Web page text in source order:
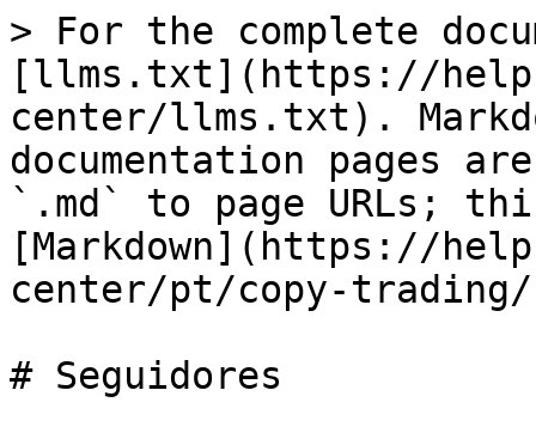
> For the complete
[llms.txt](https://
center/llms.txt).
documentation pages
`.md` to page URLs;
[Markdown](https://
center/pt/copy-
# Seguidores